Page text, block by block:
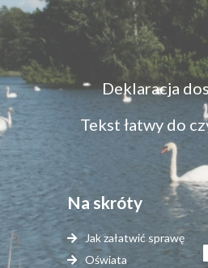
Menu
dostępność
Deklaracja
Tekst łatwy do
Na skróty
Jak załatwić sprawę
Oświata